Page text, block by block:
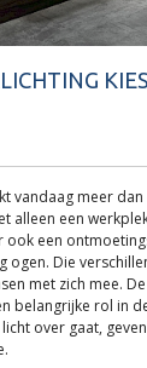
vandaag meer
alleen een
ook een
ogen. Die
met zich mee.
belangrijke rol in
over gaat,